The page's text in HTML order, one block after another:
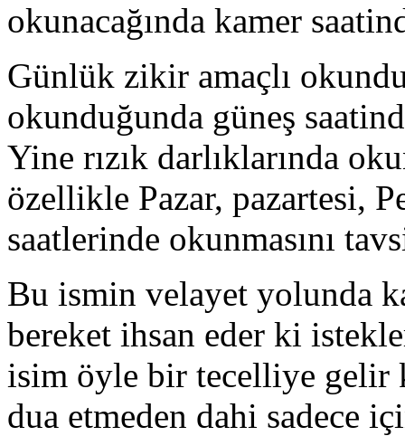
okunacağında kamer
Günlük zikir amaçlı
okunduğunda güneş
Yine rızık darlıklarında
özellikle Pazar, pazartesi,
saatlerinde okunmasını
Bu ismin velayet yolunda
bereket ihsan eder ki
isim öyle bir tecelliye
dua etmeden dahi sadece